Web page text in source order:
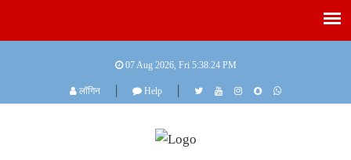
07 Aug 2026, Fri 5:38:24 PM
लॉगिन | Help |